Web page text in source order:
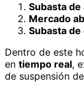
Subasta
Mercado
Subasta
Dentro de este
en tiempo real,
de suspensión